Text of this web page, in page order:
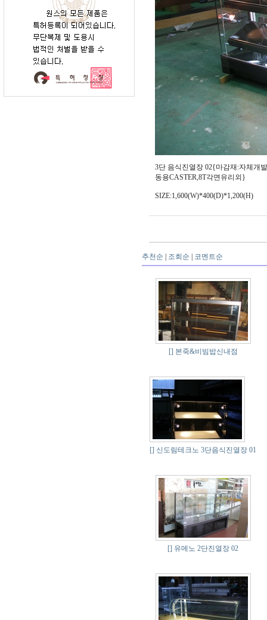
3단 음식진열장 02{마감재:자체개
동용CASTER,8T각면유리외}
SIZE:1,600(W)*400(D)*1,200(H)
추천순 조회순 코멘트순
[] 본죽&비빔밥신내점
[] 신도림테크노 3단음식진열장 01
[] 유메노 2단진열장 02